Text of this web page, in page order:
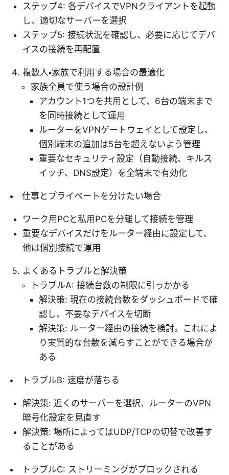
ステップ4: 各デバイスでVPNクライアントを起動
し、適切なサーバーを選択
ステップ5: 接続状況を確認し、必要に応じてデバ
イスの接続を再配置
複数人・家族で利用する場合の最適化
家族全員で使う場合の設計例
アカウント1つを共用として、6台の端末まで
を同時接続として運用
ルーターをVPNゲートウェイとして設定し、
個別端末の追加は5台を超えないよう管理
重要なセキュリティ設定（自動接続、キルス
イッチ、DNS設定）を全端末で有効化
仕事とプライベートを分けたい場合
ワーク用PCと私用PCを分離して接続を管理
重要なデバイスだけをルーター経由に設定して、
他は個別接続で運用
よくあるトラブルと解決策
トラブルA: 接続台数の制限に引っかかる
解決策: 現在の接続台数をダッシュボードで確
認し、不要なデバイスを切断
解決策: ルーター経由の接続を検討。これによ
り実質的な台数を減らすことができる場合が
ある
トラブルB: 速度が落ちる
解決策: 近くのサーバーを選択、ルーターのVPN
暗号化設定を見直す
解決策: 場所によってはUDP/TCPの切替で改善す
ることがある
トラブルC: ストリーミングがブロックされる